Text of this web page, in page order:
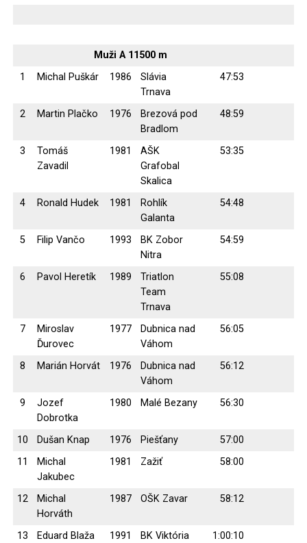
Muži A 11500 m
1
Michal Puškár 1986
Slávia
Trnava
47:53
2 Martin Plačko 1976
Brezová pod
Bradlom
48:59
3
Tomáš
Zavadil
1981
AŠK
Grafobal
Skalica
53:35
4 Ronald Hudek 1981
Rohlík
Galanta
54:48
5 Filip Vančo 1993
BK Zobor
Nitra
54:59
6 Pavol Heretík 1989
Triatlon
Team
Trnava
55:08
7
Miroslav
Ďurovec
1977
Dubnica nad
Váhom
56:05
8 Marián Horvát 1976
Dubnica nad
Váhom
56:12
9
Jozef
Dobrotka
1980 Malé Bezany 56:30
10 Dušan Knap 1976 Piešťany
57:00
11
Michal
Jakubec
1981 Zažiť 58:00
12
Michal
Horváth
1987 OŠK Zavar 58:12
13 Eduard Blaža 1991
BK Viktória
1:00:10